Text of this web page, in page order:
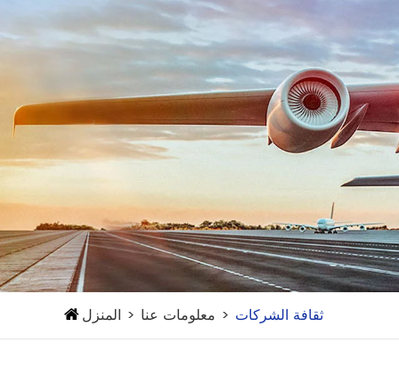
المنزل معلومات عنا ثقافة الشركات